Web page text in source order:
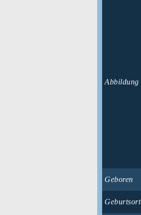
Abbildung
Geboren
Geburtsort